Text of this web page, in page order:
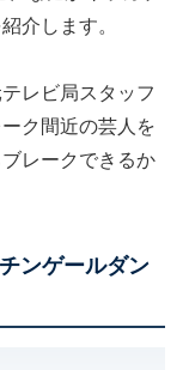
介します。
レビ局スタッフ
ク間近の芸人を
レークできるか
ンゲールダン